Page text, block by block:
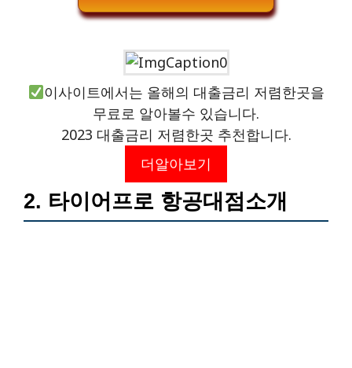
이사이트에서는 올해의 대출금리 저렴한곳을
무료로 알아볼수 있습니다.
2023 대출금리 저렴한곳 추천합니다.
더알아보기
2. 타이어프로 항공대점소개